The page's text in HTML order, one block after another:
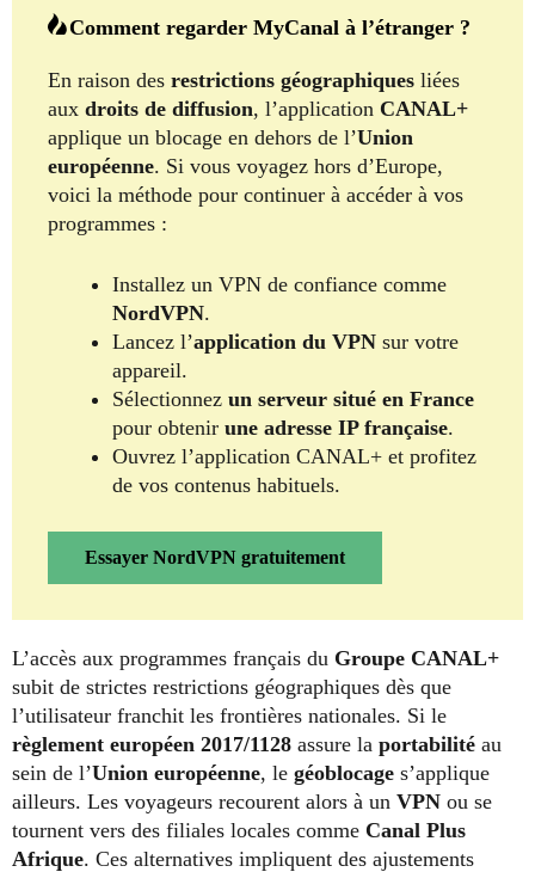
Comment regarder MyCanal à l’étranger ?
En raison des restrictions géographiques liées
aux droits de diffusion, l’application CANAL+
applique un blocage en dehors de l’Union
européenne. Si vous voyagez hors d’Europe,
voici la méthode pour continuer à accéder à vos
programmes :
Installez un VPN de confiance comme
NordVPN.
Lancez l’application du VPN sur votre
appareil.
Sélectionnez un serveur situé en France
pour obtenir une adresse IP française.
Ouvrez l’application CANAL+ et profitez
de vos contenus habituels.
Essayer NordVPN gratuitement
L’accès aux programmes français du Groupe CANAL+
subit de strictes restrictions géographiques dès que
l’utilisateur franchit les frontières nationales. Si le
règlement européen 2017/1128 assure la portabilité au
sein de l’Union européenne, le géoblocage s’applique
ailleurs. Les voyageurs recourent alors à un VPN ou se
tournent vers des filiales locales comme Canal Plus
Afrique. Ces alternatives impliquent des ajustements